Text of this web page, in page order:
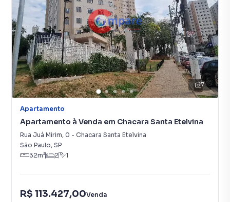
7
Apartamento
Apartamento à Venda em Chacara Santa Etelvina
Rua Juá Mirim, 0 - Chacara Santa Etelvina
São Paulo, SP
32m² 2 1
R$ 113.427,00Venda